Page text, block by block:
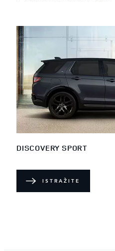
DISCOVERY SPORT
ISTRAŽITE